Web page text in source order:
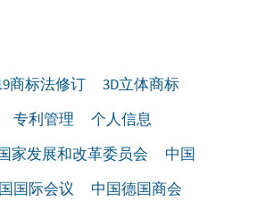
商标法修订
3D立体商标
专利管理
个人信息
家发展和改革委员会
中国
国际会议
中国德国商会